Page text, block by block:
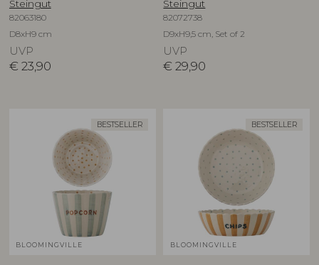
Steingut
82063180
D8xH9 cm
UVP
€ 23,90
Steingut
82072738
D9xH9,5 cm, Set of 2
UVP
€ 29,90
BESTSELLER
BLOOMINGVILLE
BESTSELLER
BLOOMINGVILLE